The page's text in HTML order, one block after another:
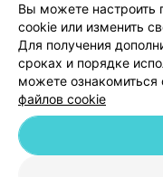
© 2026 ООО «Артокс Лаб»,
г. Минск, улица
Вы можете настроить
cookie или изменить
Для получения
сроках и порядке
можете ознакомиться
файлов cookie